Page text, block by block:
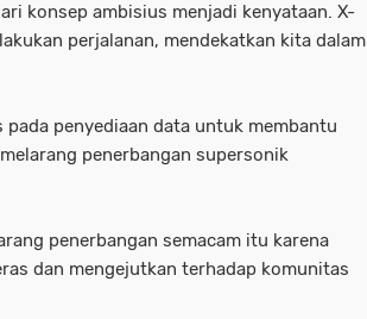
konsep ambisius menjadi kenyataan. X-
perjalanan, mendekatkan kita dalam
penyediaan data untuk membantu
penerbangan supersonik
penerbangan semacam itu karena
dan mengejutkan terhadap komunitas